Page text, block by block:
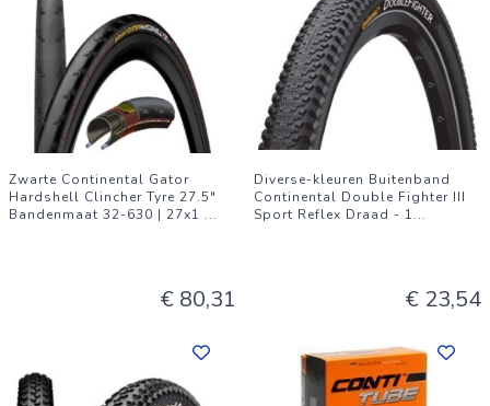
Zwarte Continental Gator
Hardshell Clincher Tyre 27.5"
Bandenmaat 32-630 | 27x1 ...
€ 80,31
Diverse-kleuren Buitenband
Continental Double Fighter III
Sport Reflex Draad - 1...
€ 23,54